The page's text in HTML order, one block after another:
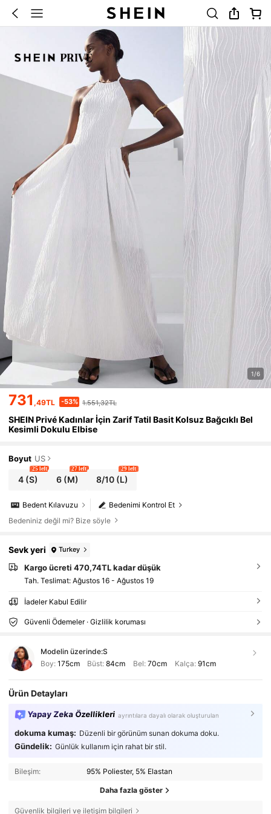
1/6
731 ,49TL -53% 1.551,32TL
SHEIN Privé Kadınlar İçin Zarif Tatil Basit Kolsuz Bağcıklı Bel
Kesimli Dokulu Elbise
Boyut US
4 (S)
25 left
6 (M)
27 left
8/10(L)
29 left
Bedenimi Kontrol Et
Bedent Kılavuzu
Bedeniniz değil mi? Bize söyle
Sevk yeri Turkey
Kargo ücreti 470,74TL kadar düşük
Tah. Teslimat: Ağustos 16 - Ağustos 19
İadeler Kabul Edilir
Güvenli Ödemeler · Gizlilik koruması
Modelin üzerinde:S
Boy: 175cm Büst:84cm Bel: 70cm Kalça: 91cm
Ürün Detayları
Yapay Zeka Özellikleri ayrıntılara dayalı olarak oluşturulan
dokuma kumaş: Düzenli bir görünüm sunan dokuma doku.
Gündelik: Günlük kullanım için rahat bir stil.
Bileşim: 95% Poliester, 5% Elastan
Daha fazla göster
Güvenlik bilgileri ve iletişim bilgileri